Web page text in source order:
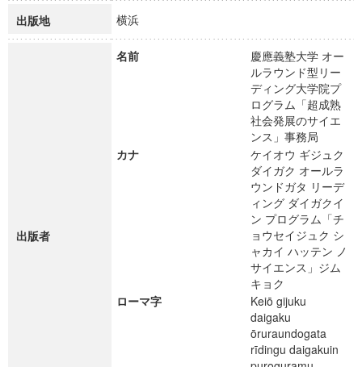
出版地 横浜
出版者
名前
慶應義塾大学 オー
ルラウンド型リー
ディング大学院プ
ログラム「超成熟
社会発展のサイエ
ンス」事務局
カナ
ケイオウ ギジュク
ダイガク オールラ
ウンドガタ リーデ
ィング ダイガクイ
ン プログラム「チ
ョウセイジュク シ
ャカイ ハッテン ノ
サイエンス」ジム
キョク
ローマ字
Keiō gijuku
daigaku
ōruraundogata
rīdingu daigakuin